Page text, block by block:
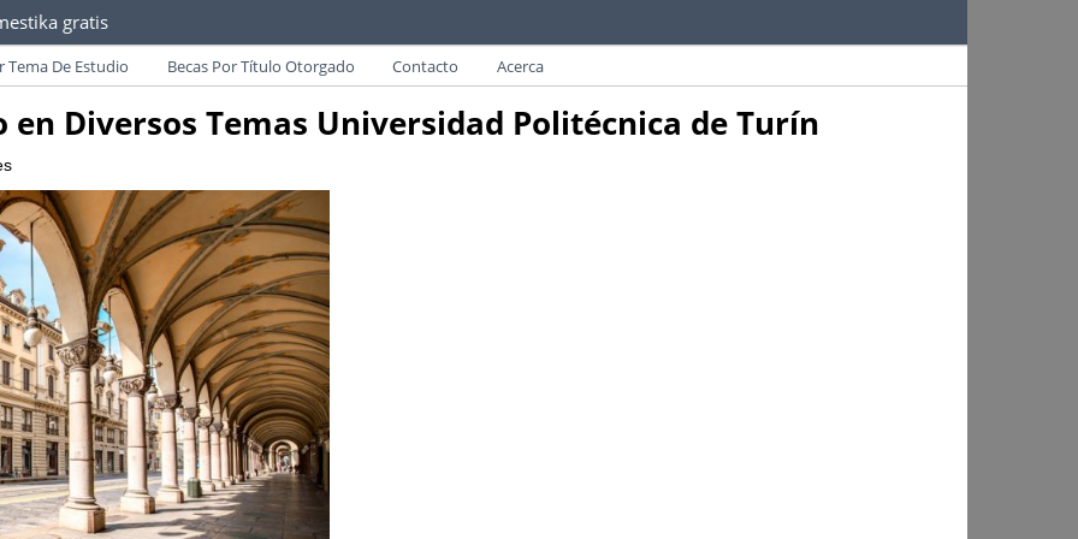
gratis
convocatorias y requisitos de becas para Paraguayos.
Tema De Estudio Becas Por Título Otorgado Contacto Acerca
en Diversos Temas Universidad Politécnica de Turín